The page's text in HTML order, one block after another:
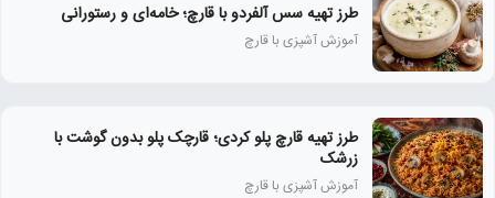
طرز تهیه سس آلفردو با قارچ؛ خامه‌ای و رستورانی
آموزش آشپزی با قارچ
طرز تهیه قارچ پلو کردی؛ قارچک پلو بدون گوشت با
زرشک
آموزش آشپزی با قارچ